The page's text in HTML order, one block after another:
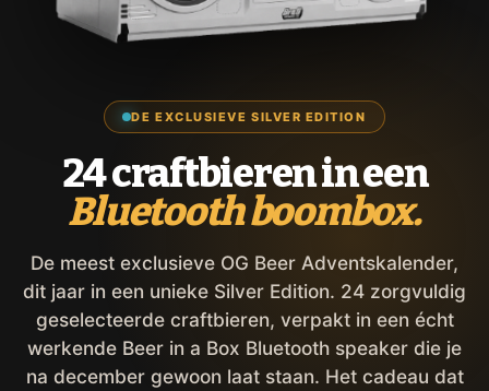
DE EXCLUSIEVE SILVER EDITION
24 craftbieren in een
Bluetooth boombox.
De meest exclusieve OG Beer Adventskalender,
dit jaar in een unieke Silver Edition. 24 zorgvuldig
geselecteerde craftbieren, verpakt in een écht
werkende Beer in a Box Bluetooth speaker die je
na december gewoon laat staan. Het cadeau dat